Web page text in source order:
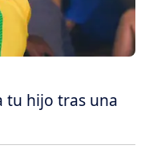
tu hijo tras una